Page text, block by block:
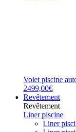
Volet piscine
2499,00€
Revêtement
Revêtement
Liner piscine
Liner